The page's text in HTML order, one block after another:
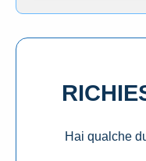
Hai qualche